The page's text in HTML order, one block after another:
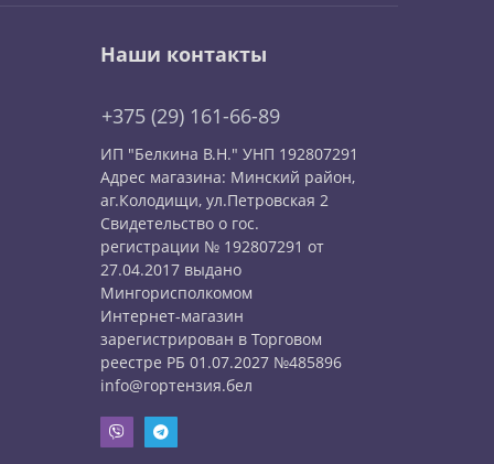
Наши контакты
+375 (29) 161-66-89
ИП "Белкина В.Н." УНП 192807291
Адрес магазина: Минский район,
аг.Колодищи, ул.Петровская 2
Свидетельство о гос.
регистрации № 192807291 от
27.04.2017 выдано
Мингорисполкомом
Интернет-магазин
зарегистрирован в Торговом
реестре РБ 01.07.2027 №485896
info@гортензия.бел